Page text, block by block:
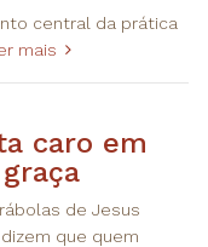
central da prática
mais
caro em
de Jesus
que quem